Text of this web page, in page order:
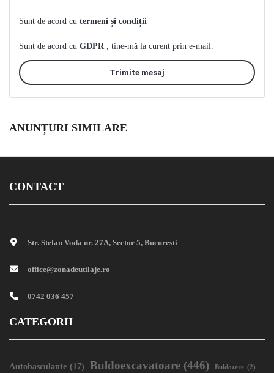
Sunt de acord cu termeni și condiții
Sunt de acord cu GDPR , ține-mă la curent prin e-mail.
Trimite mesaj
ANUNȚURI SIMILARE
CONTACT
Str. Stefan Voda nr. 27A, Sector 5, Bucuresti
office@zonadeutilaje.ro
0742 036 457
CATEGORII
Autobasculante (17) Buldoexcavatoare (446) Buldozere (2)